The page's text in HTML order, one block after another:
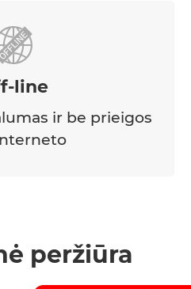
line
ir be prieigos
peržiūra